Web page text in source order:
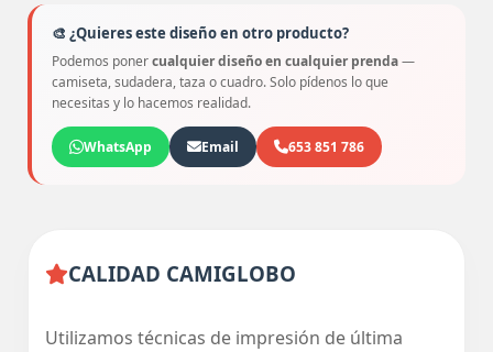
🎨 ¿Quieres este diseño en otro producto?
Podemos ponercualquier diseño en cualquier prenda—
camiseta, sudadera, taza o cuadro. Solo pídenos lo que
necesitas y lo hacemos realidad.
WhatsApp Email 653 851 786
CALIDAD CAMIGLOBO
Utilizamos técnicas de impresión de última